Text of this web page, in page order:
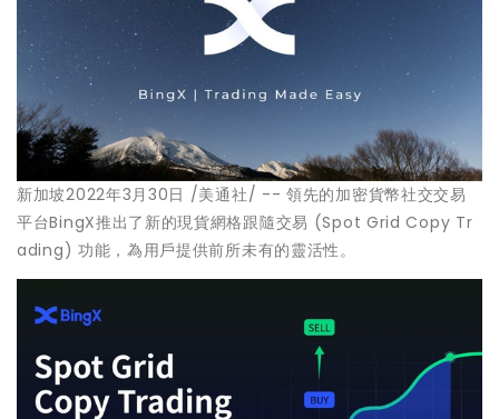
新加坡2022年3月30日 /美通社/ -- 領先的加密貨幣社交交易
平台BingX推出了新的現貨網格跟隨交易 (Spot Grid Copy Tr
ading) 功能，為用戶提供前所未有的靈活性。